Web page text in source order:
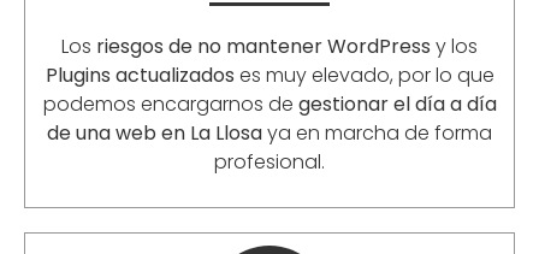
Los riesgos de no mantener WordPress y los
Plugins actualizados es muy elevado, por lo que
podemos encargarnos de gestionar el día a día
de una web en La Llosaya en marcha de forma
profesional.